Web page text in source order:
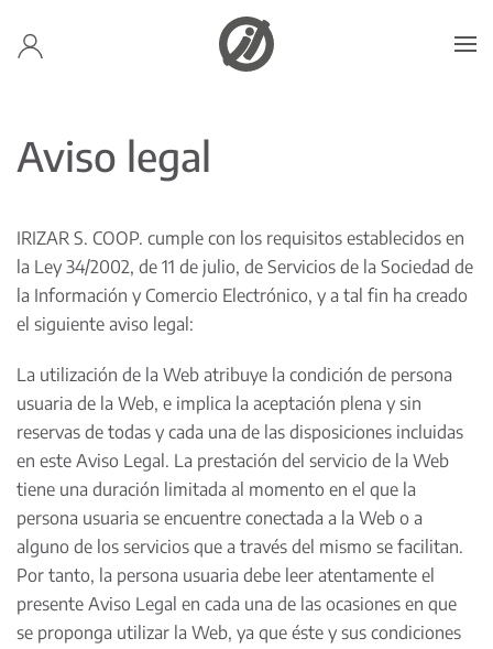
Skip to main content
Aviso legal
IRIZAR S. COOP. cumple con los requisitos establecidos en
la Ley 34/2002, de 11 de julio, de Servicios de la Sociedad de
la Información y Comercio Electrónico, y a tal fin ha creado
el siguiente aviso legal:
La utilización de la Web atribuye la condición de persona
usuaria de la Web, e implica la aceptación plena y sin
reservas de todas y cada una de las disposiciones incluidas
en este Aviso Legal. La prestación del servicio de la Web
tiene una duración limitada al momento en el que la
persona usuaria se encuentre conectada a la Web o a
alguno de los servicios que a través del mismo se facilitan.
Por tanto, la persona usuaria debe leer atentamente el
presente Aviso Legal en cada una de las ocasiones en que
se proponga utilizar la Web, ya que éste y sus condiciones